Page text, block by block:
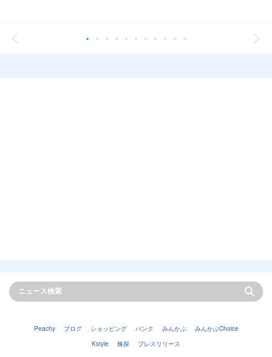
Peachy ブログ ショッピング バンク みんかぶ
みんかぶChoice
Kstyle
株探 プレスリリース